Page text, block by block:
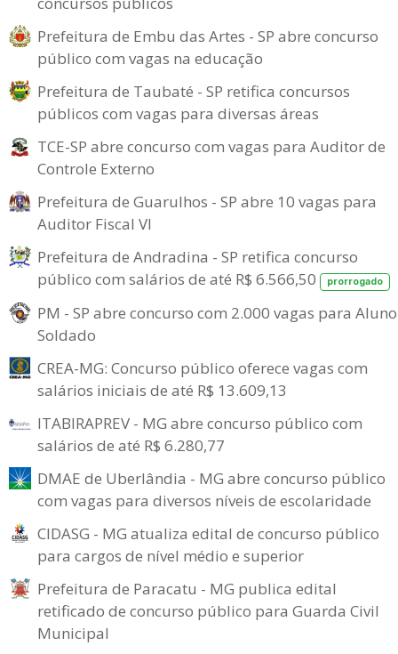
Prefeitura de Embu das Artes - SP abre concurso
público com vagas na educação
Prefeitura de Taubaté - SP retifica concursos
públicos com vagas para diversas áreas
TCE-SP abre concurso com vagas para Auditor de
Controle Externo
Prefeitura de Guarulhos - SP abre 10 vagas para
Auditor Fiscal VI
Prefeitura de Andradina - SP retifica concurso
público com salários de até R$ 6.566,50
prorrogado
PM - SP abre concurso com 2.000 vagas para
Soldado
CREA-MG: Concurso público oferece vagas com
salários iniciais de até R$ 13.609,13
ITABIRAPREV - MG abre concurso público com
salários de até R$ 6.280,77
DMAE de Uberlândia - MG abre concurso público
com vagas para diversos níveis de escolaridade
CIDASG - MG atualiza edital de concurso público
para cargos de nível médio e superior
Prefeitura de Paracatu - MG publica edital
retificado de concurso público para Guarda Civil
Municipal